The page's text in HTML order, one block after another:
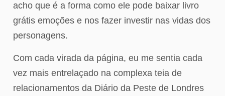
acho que é a forma como ele pode baixar livro
grátis emoções e nos fazer investir nas vidas dos
personagens.
Com cada virada da página, eu me sentia cada
vez mais entrelaçado na complexa teia de
relacionamentos da Diário da Peste de Londres